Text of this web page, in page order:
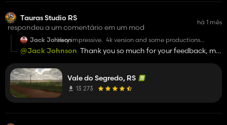
Tauras Studio RS
respondeu a um comentário em um mod
há 1 mês
Jack JohnsonVery impressive. 4k version and some productions
around the map and it will be perfect. Building pack as
a separate mod would be nice as well. Really good
@Jack Johnson Thank you so much for your feedback, my
Vale do Segredo, RS
13 273